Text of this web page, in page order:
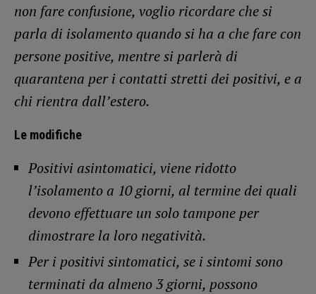
non fare confusione, voglio ricordare che si
parla di isolamento quando si ha a che fare con
persone positive, mentre si parlerà di
quarantena per i contatti stretti dei positivi, e a
chi rientra dall’estero.
Le modifiche
Positivi asintomatici, viene ridotto
l’isolamento a 10 giorni, al termine dei quali
devono effettuare un solo tampone per
dimostrare la loro negatività.
Per i positivi sintomatici, se i sintomi sono
terminati da almeno 3 giorni, possono